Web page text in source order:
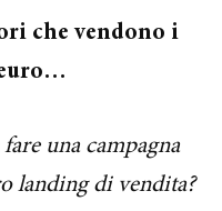
che vendono i
una campagna
landing di vendita?